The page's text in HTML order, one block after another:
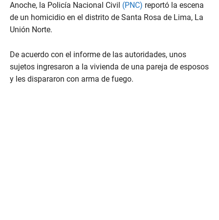
Anoche, la Policía Nacional Civil (PNC) reportó la escena
de un homicidio en el distrito de Santa Rosa de Lima, La
Unión Norte.
De acuerdo con el informe de las autoridades, unos
sujetos ingresaron a la vivienda de una pareja de esposos
y les dispararon con arma de fuego.